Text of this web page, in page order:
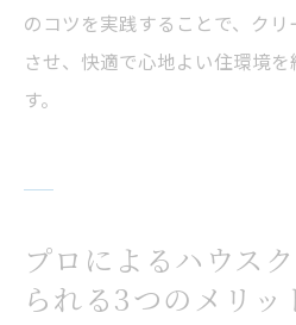
のコツを実践することで、ク
させ、快適で心地よい住環境
す。
プロによるハウス
られる3つのメリッ